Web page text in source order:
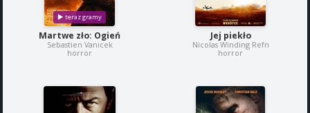
Martwe zło: Ogień
Sebastien Vanicek
horror
Jej piekło
Nicolas Winding Refn
horror